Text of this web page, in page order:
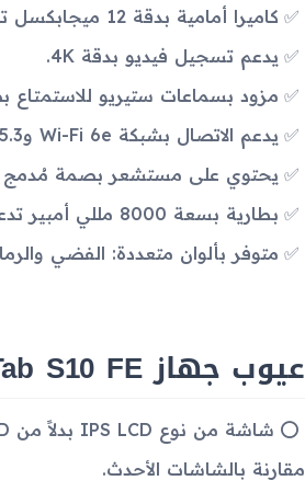
كاميرا أمامية بدقة 12 ميجابكسل تدعم التصوير الواسع (ultrawide).
يدعم تسجيل فيديو بدقة 4K.
مزود بسماعات ستيريو
يدعم الاتصال بشبكة Wi-Fi 6e وBluetooth 5.3.
يحتوي على مستشعر بصمة مُدمج
بطارية بسعة 8000 مللي أمبير تدعم الشحن السريع بقدرة 45 واط.
متوفر بألوان متعددة: الفضي
عيوب جهاز Samsung Galaxy Tab S10 FE
مقارنة بالشاشات الأحدث.